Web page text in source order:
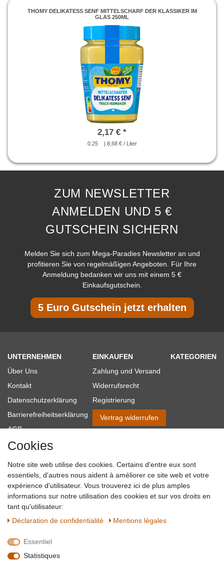
THOMY DELIKATESS SENF MITTELSCHARF DER KLASSIKER IM
GLAS 250ML
2,17 € *
0.25 | 8,68 € / Liter
ZUM NEWSLETTER
ANMELDEN UND 5 €
GUTSCHEIN SICHERN
Melden Sie sich zum Mega-Paradies Newsletter an und
profitieren Sie von regelmäßigen Angeboten. Für Ihre
Anmeldung bedanken wir uns mit einem 5 €
Einkaufsgutschein.
5 Euro Gutschein jetzt erhalten
UNTERNEHMEN
Über Uns
Kontakt
Datenschutzerklärung
Barrierefreiheitserklärung
AGB
Impressum
Blog
EINKAUFEN
Zahlung und Versand
Widerrufsrecht
Registrierung
Vertrag widerrufen
KATEGORIEN
SICHER EINKAUFEN
QUALITÄT
WIR AKZEPTIEREN
Cookies
Notre site web utilise des cookies. Certains d'entre eux sont
essentiels, d'autres nous aident à améliorer ce site web et votre
expérience d'utilisateur. Vous trouverez ici de plus amples
informations sur notre utilisation des cookies et sur vos droits en
tant qu'utilisateur:
Déclaration de confidentialité
Mentions légales
Essentiel
Statistiques